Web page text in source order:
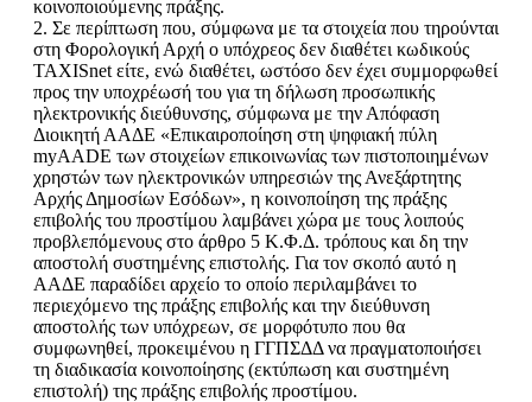
κοινοποιούμενης πράξης.
2. Σε περίπτωση που, σύμφωνα με τα στοιχεία που τηρούνται
στη Φορολογική Αρχή ο υπόχρεος δεν διαθέτει κωδικούς
TAXISnet είτε, ενώ διαθέτει, ωστόσο δεν έχει συμμορφωθεί
προς την υποχρέωσή του για τη δήλωση προσωπικής
ηλεκτρονικής διεύθυνσης, σύμφωνα με την Απόφαση
Διοικητή ΑΑΔΕ «Επικαιροποίηση στη ψηφιακή πύλη
myAADE των στοιχείων επικοινωνίας των πιστοποιημένων
χρηστών των ηλεκτρονικών υπηρεσιών της Ανεξάρτητης
Αρχής Δημοσίων Εσόδων», η κοινοποίηση της πράξης
επιβολής του προστίμου λαμβάνει χώρα με τους λοιπούς
προβλεπόμενους στο άρθρο 5 Κ.Φ.Δ. τρόπους και δη την
αποστολή συστημένης επιστολής. Για τον σκοπό αυτό η
ΑΑΔΕ παραδίδει αρχείο το οποίο περιλαμβάνει το
περιεχόμενο της πράξης επιβολής και την διεύθυνση
αποστολής των υπόχρεων, σε μορφότυπο που θα
συμφωνηθεί, προκειμένου η ΓΓΠΣΔΔ να πραγματοποιήσει
τη διαδικασία κοινοποίησης (εκτύπωση και συστημένη
επιστολή) της πράξης επιβολής προστίμου.